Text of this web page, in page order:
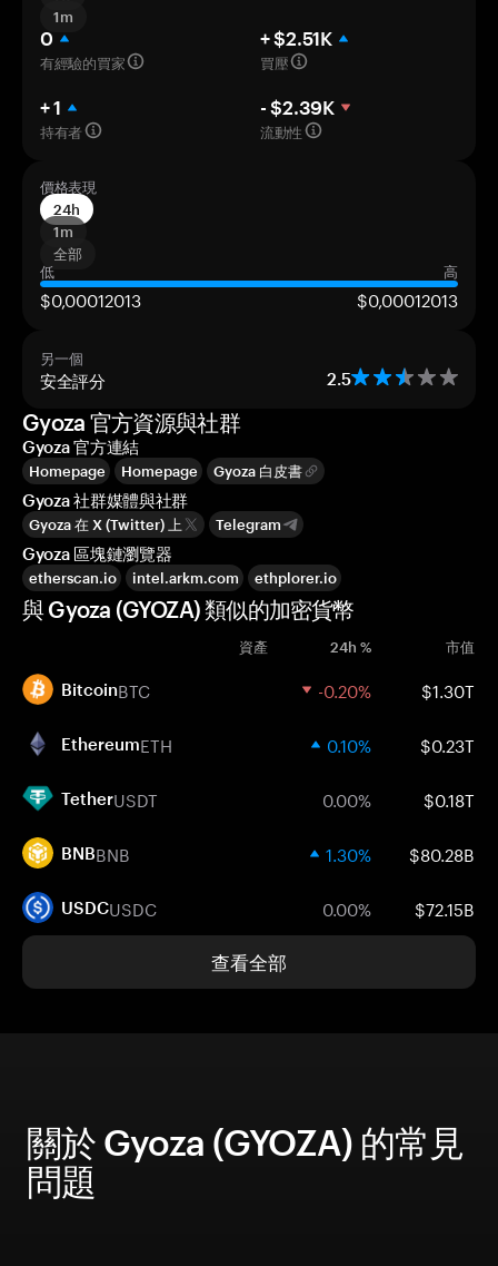
1m
0
有經驗的買家
+ $2.51K
買壓
+ 1
持有者
- $2.39K
流動性
價格表現
24h
1m
全部
低
高
$0,00012013 $0,00012013
另一個
安全評分 2.5
Gyoza 官方資源與社群
Gyoza 官方連結
Homepage Homepage Gyoza 白皮書
Gyoza 社群媒體與社群
Gyoza 在 X (Twitter) 上 Telegram
Gyoza 區塊鏈瀏覽器
etherscan.io intel.arkm.com ethplorer.io
與 Gyoza (GYOZA) 類似的加密貨幣
資產 24h % 市值
BitcoinBTC -0.20% $1.30T
EthereumETH 0.10% $0.23T
TetherUSDT 0.00% $0.18T
BNBBNB 1.30% $80.28B
USDCUSDC 0.00% $72.15B
查看全部
關於 Gyoza (GYOZA) 的常見
問題